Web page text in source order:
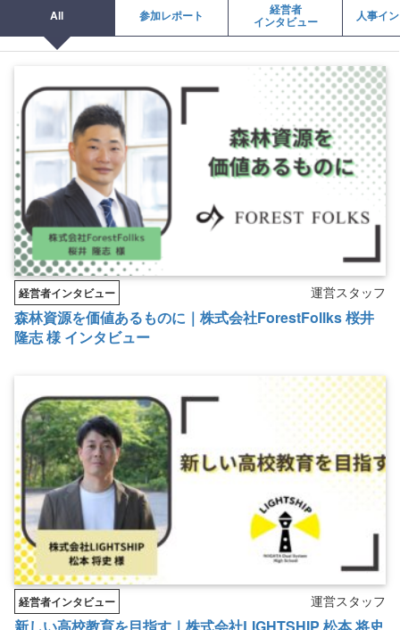
All 参加レポート 経営者
インタビュー 人事イ
経営者インタビュー 運営スタッフ
森林資源を価値あるものに｜株式会社ForestFollks 桜井
隆志 様 インタビュー
経営者インタビュー 運営スタッフ